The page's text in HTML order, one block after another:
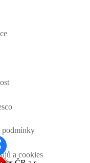
podmínky
a cookies